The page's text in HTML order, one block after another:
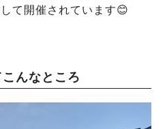
て開催されています😊
んなところ